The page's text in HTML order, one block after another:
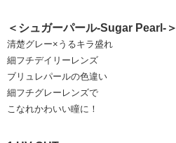
＜シュガーパール-Sugar Pearl-＞
清楚グレー×うるキラ盛れ
細フチデイリーレンズ
ブリュレパールの色違い
細フチグレーレンズで
こなれかわいい瞳に！